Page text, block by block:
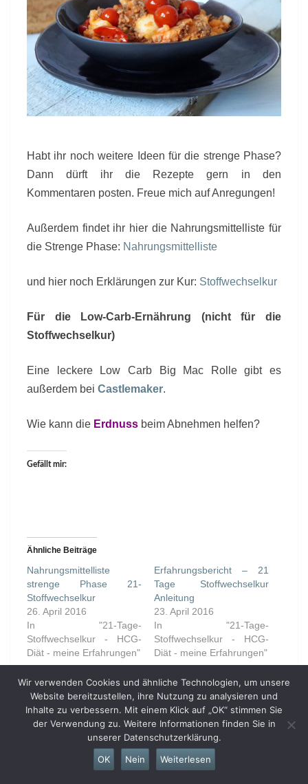
Habt ihr noch weitere Ideen für die strenge Phase?
Dann dürft ihr die Rezepte gern in den
Kommentaren posten. Freue mich auf Anregungen!
Außerdem findet ihr hier die Nahrungsmittelliste für
die Strenge Phase: Nahrungsmittelliste
und hier noch Erklärungen zur Kur: Stoffwechselkur
Für die Low-Carb-Ernährung (nicht für die
Stoffwechselkur)
Eine leckere Low Carb Big Mac Rolle gibt es
außerdem bei Castlemaker.
Wie kann die Erdnuss beim Abnehmen helfen?
Gefällt mir:
Ähnliche Beiträge
Nahrungsmittelliste
strenge Phase 21-
Stoffwechselkur
26. April 2016
In "21-Tage-
Stoffwechselkur - HCG-
Diät - meine Erfahrungen"
Erfahrungsbericht – 21
Tage Stoffwechselkur
Anleitung
23. April 2016
In "21-Tage-
Stoffwechselkur - HCG-
Diät - meine Erfahrungen"
strenge Phase
23. April 2016
In "21-Tage-
Stoffwechselkur - HCG-
Diät - meine Erfahrungen"
Wir verwenden Cookies und ähnliche Technologien, um unsere
Website bereitzustellen, ihre Nutzung zu analysieren und
Inhalte zu verbessern. Mit einem Klick auf „OK“ stimmen Sie
der Verwendung zu. Weitere Informationen finden Sie in
unserer Datenschutzerklärung.
OK
Nein Weiterlesen